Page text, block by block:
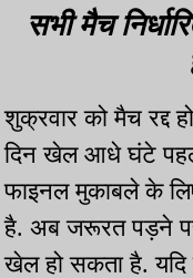
सभी मैच
शुक्रवार को मैच रद्द
दिन खेल आधे घंटे
फाइनल मुकाबले के
है. अब जरूरत पड़ने
खेल हो सकता है. यदि